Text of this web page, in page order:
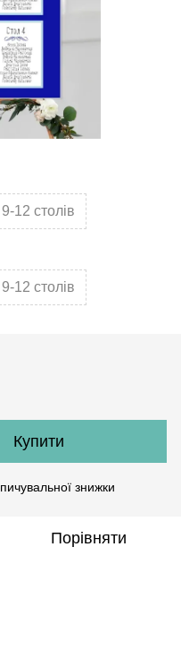
9-12 столів
9-12 столів
Купити
знижки
Порівняти